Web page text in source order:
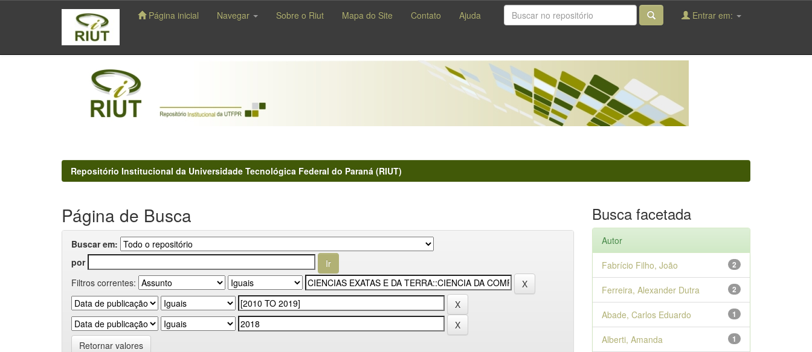
navigation
Página inicial Navegar Sobre o Riut Mapa do Site Contato Ajuda Entrar em:
Repositório Institucional da Universidade Tecnológica Federal do Paraná (RIUT)
Página de Busca
Buscar em:
por
Filtros correntes:
Retornar valores
Busca facetada
Autor
2
Fabrício Filho, João
2
Ferreira, Alexander Dutra
1
Abade, Carlos Eduardo
1
Alberti, Amanda